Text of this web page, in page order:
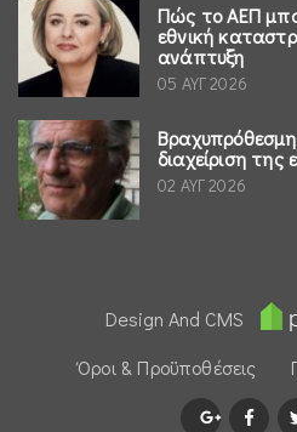
Πώς το ΑΕΠ
εθνική
ανάπτυξη
05 ΑΥΓ 2026
Βραχυπρόθεσμη
διαχείριση της
02 ΑΥΓ 2026
Design And CMS
Όροι & Προϋποθέσεις